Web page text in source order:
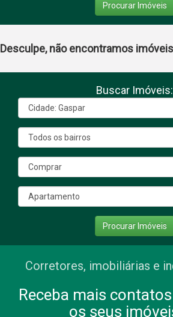
Procurar Imóveis
Desculpe, não encontramos
Buscar Imóveis:
Procurar Imóveis
Corretores, imobiliárias e
Receba mais
os seus